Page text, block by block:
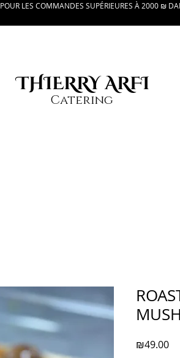
LES COMMANDES SUPÉRIEURES À 2000 ₪
THIERRY ARFI
Catering
₪49.00